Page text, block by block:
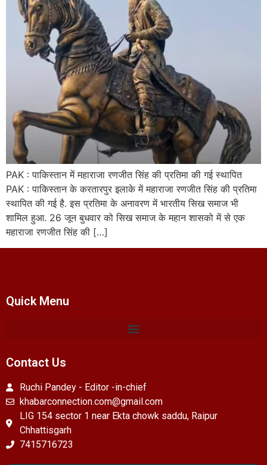
PAK : पाकिस्तान में महाराजा रणजीत सिंह की प्रतिमा की गई स्थापित
PAK : पाकिस्तान के करतारपुर इलाके में महाराजा रणजीत सिंह की प्रतिमा
स्थापित की गई है. इस प्रतिमा के अनावरण में भारतीय सिख समाज भी
शामिल हुआ. 26 जून बुधवार को सिख समाज के महान शासको में से एक
महाराजा रणजीत सिंह की […]
Quick Menu
Contact Us
Ruchi Pandey - Editor -in-chief
khabarconnection.com@gmail.com
LIG 154 sector 1 near Ekta chowk saddu, Raipur
Chhattisgarh
7415716723